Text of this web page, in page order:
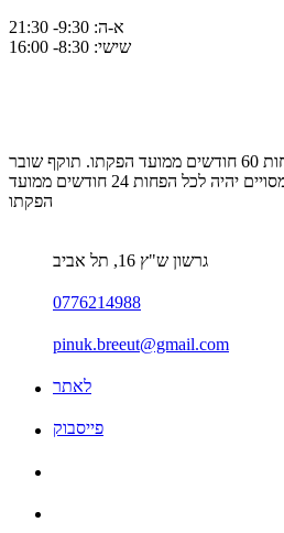
א-ה: 9:30- 21:30
שישי: 8:30- 16:00
תוקף שובר כספי הינו לכל הפחות 60 חודשים ממועד הפקתו. תוקף שובר
לרכישת מוצר או שירות מסויים יהיה לכל הפחות 24 חודשים ממועד
הפקתו
גרשון ש"ץ 16, תל אביב
0776214988
pinuk.breeut@gmail.com
לאתר
פייסבוק